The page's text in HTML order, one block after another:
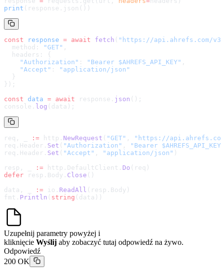
print (response.json())
const response = await fetch ( " https://api.ahrefs.com/
  method:
"GET" ,
  headers: {
    "Authorization"
: "Bearer $AHREFS_API_KEY" ,
    "Accept"
:
"application/json"
  }
});
const data = await response. json ();
console. log (data);
req, _ := http. NewRequest ( "GET" , " https://
req.Header. Set ( "Authorization" ,
"Bearer
req.Header. Set ( "Accept" , "application/json" )
resp, _
:= http.DefaultClient. Do (req)
defer resp.Body. Close ()
data, _
:= io. ReadAll (resp.Body)
fmt. Println ( string (data))
Uzupełnij parametry powyżej i
kliknięcie Wyślij aby zobaczyć tutaj odpowiedź na żywo.
Odpowiedź
200 OK